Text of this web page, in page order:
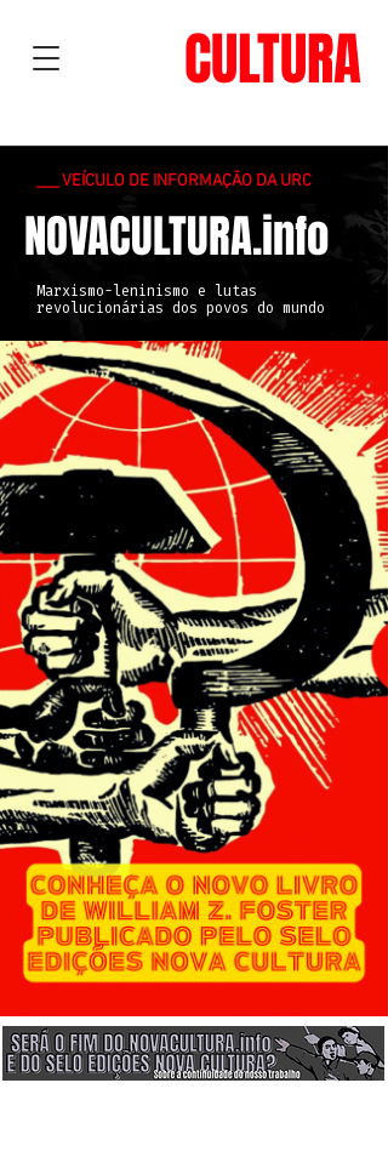
CULTURA
___ VEÍCULO DE INFORMAÇÃO DA URC
NOVACULTURA.info
Marxismo-leninismo e lutas
revolucionárias dos povos do mundo